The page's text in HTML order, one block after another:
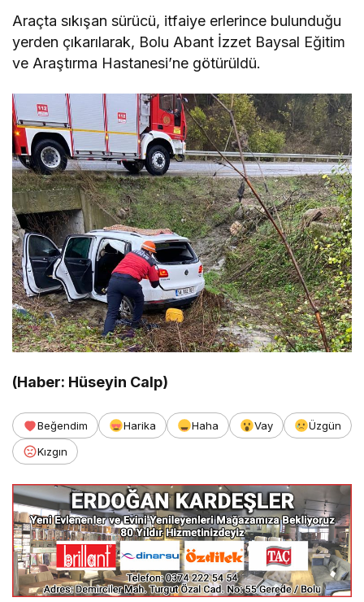
Araçta sıkışan sürücü, itfaiye erlerince bulunduğu
yerden çıkarılarak, Bolu Abant İzzet Baysal Eğitim
ve Araştırma Hastanesi’ne götürüldü.
(Haber: Hüseyin Calp)
Beğendim Harika Haha Vay
Üzgün
Kızgın